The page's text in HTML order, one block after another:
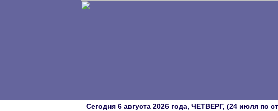
Сегодня 6 августа 2026 года, ЧЕТВЕРГ, (24 июля по